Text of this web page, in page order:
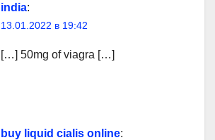
india:
13.01.2022 в 19:42
[…] 50mg of viagra […]
buy liquid cialis online: